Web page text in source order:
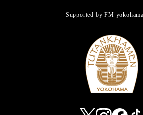
Supported by FM